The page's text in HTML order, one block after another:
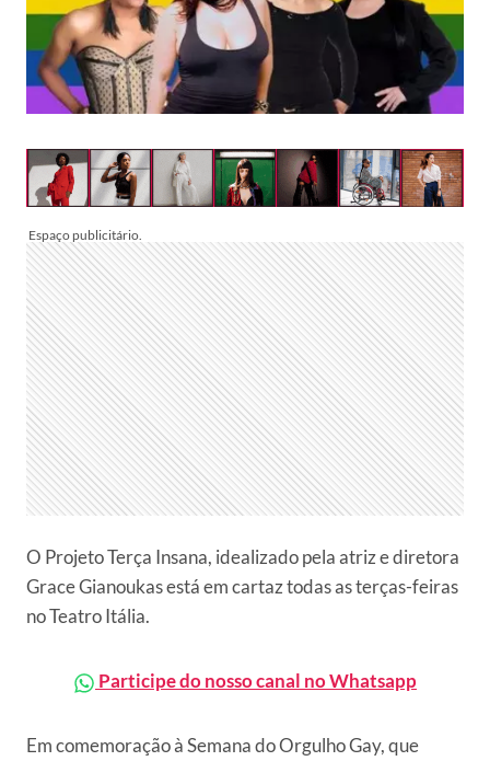
O Projeto Terça Insana, idealizado pela atriz e diretora
Grace Gianoukas está em cartaz todas as terças-feiras
no Teatro Itália.
Participe do nosso canal no Whatsapp
Em comemoração à Semana do Orgulho Gay, que